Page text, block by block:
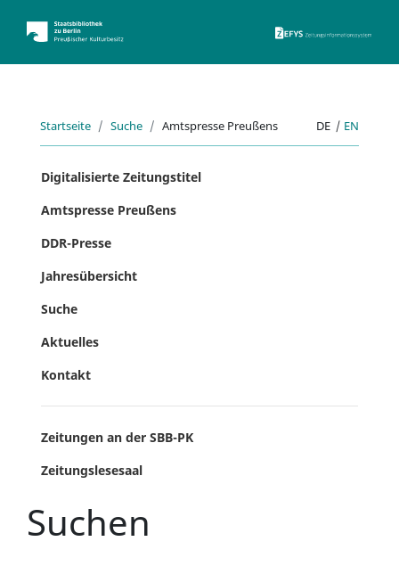
Startseite Suche Amtspresse Preußens DE | EN
Digitalisierte Zeitungstitel
Amtspresse Preußens
DDR-Presse
Jahresübersicht
Suche
Aktuelles
Kontakt
Zeitungen an der SBB-PK
Zeitungslesesaal
Suchen